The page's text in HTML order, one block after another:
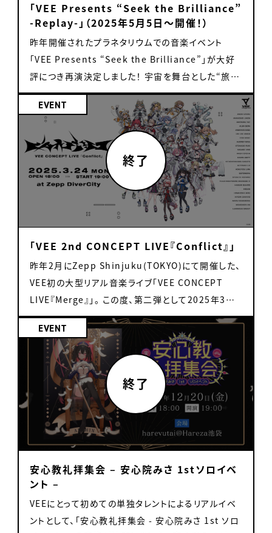
他やむを得ない事情」以外の理由によるキャンセル、
返金、振替はできません。 ・危険物と判断されるもの
や、会場施設の迷惑となるような物品の持ち込みは
禁止とさせていただきます。 ・1on1ミーグリ中にて、
参加タレントが嫌がるような公序良俗に反する言動
があった際には、スタッフから注意喚起や通話の終了
をさせていただく場合がございます。 ・1on1ミーグリ
中はカメラにてお顔が映る仕様となっているため、お
顔を写したくない場合はご自身にて対策をお願いい
たします。 出演者への差し入れ・プレゼントについて
下記の物のみ、当日会場にてお預かりいたします。 ・
ファンレター（お手紙） お渡ししたいタレント名を明記
の上、ご持参ください。 ※上記以外のものはお預かり
ていただきます。 ※フラワースタンド・祝い花は受付
しておりません、ご了承ください。 ※いただいたファン
レターは、安全確保のため開封確認をさせていただき
ます。 ※お預かり状況につきましては原則お答えいた
しません（タレントの受け取りは後日となります）。 チ
ケットについて ・会場は再入場可能です。 ・1on1ミ
ーグリは、基本チケットに記載の整理番号順でのお呼
び出しです。複数枚購入の場合は、続けてお話しする
ことが可能です。 ・トークイベントについては、会場内
自由席でのご案内です。購入いただいた整理番号順
での入場を予定しております。 ・やむを得ない事情に
より、イベントを中止・延期となる場合がございます。
・未成年の方は、保護者の同意の上でご参加いただく
ようお願い致します。 ・チケットのオークション等への
出品はご遠慮ください。発見次第削除させていただき
ます。 ・チケット支払い完了後のキャンセルはお断り
させて頂いております。
種類（ノーマル14種・レア14種）のデザインがありま
す。 レアはカード表面にホログラム加工と複製サイン
入り！ ※1会計10点まで 【販売対象タレント】 魔王ト
ゥルシー / るみなす・すいーと / 日和ちひよ / 桜鳥ミ
ーナ / 亞生うぱる / 偉雷アマエ / 言のハ / 北白川か
かぽ / 音門るき / 雛星あいる / 秋雪こはく / 黒燿リ
ラ / 月白 累 販売価格：各220円(税込) 【素材】紙
【サイズ】約63mm×約88mm 【製造国】日本 ・「ス
テッカー」 イラストレーター「さかな」さんのイラスト
を使用したステッカーです。 ※コミックマーケット
106で販売したステッカーの再販売商品です。 ※1会
【サイズ】タテ80mm以内×ヨコ80mm以内 【製造
ング vol.5」にてグッズをお買い上げいただいた方限
定で、出演タレント全員の複製メッセージ入りポスト
カードと、VEEのロゴがデザインされた特典ショッパ
ーをプレゼント！ 特典ポストカード及び特典ショッパ
ーは、5,000円(税込)以上ご購入の1会計につき1枚
ずつお渡しします。 ご利用可能なお支払い方法のご
案内 ・現金 ・クレジットカード（一括払いのみ）
VISA / Mastercard / American Express / JCB
/ Diners Club / DISCOVER / 銀聯 ・電子マネー
（会場でのチャージは出来ません） 交通系IC / iD
/ QUICPay / 楽天Edy / WAON / nanaco ・QRコ
ード決済 PayPay / 楽天ペイ / au PAY / メルペイ
イメージです。実際の商品とは異なる場合がございま
す。 ※オリジナルグッズは在庫に限りがあり、先着順
での販売となります。無くなり次第終了となります。
※ご購入された商品の返品・返金は行っておりませ
CHALLENGE』 from Sony Music (Japan)
Booth No. 3026 Exhibitor Hall on Level 3
JAVITS CONVENTION CENTER ■Special
Event 『VTuber × SUSHI CHALLENGE』 Spin
the special sushi roulette while “Kaiten!
SUSHI☆SUSHI Theme Park” music plays,
then try pick the sushi lands on the "suhsi"
conveyor-belt lane randomly deployed from
the roulette with chopsticks. Nail it and
you’ll get a giveaway! ※Giveaways are
official VEE goods already on sale.
▷Schedule： Available throughout the
event Except during “1 on 1 “VEE” TALK! in
NYC』 KANRA DEITY and MARU NANAMONA
will appear at Anime NYC for live 1 on 1 talk
sessions ▷Schedule (local time)： ・KANRA
DEITY Fri, Aug 22 5:30 PM~ Sat, Aug 23 5:30
PM~ Sun, Aug 24 3:00 PM~ ※Times may
change depending on conditions. ・MARU
NANAMONA Fri, Aug 22 11:00 AM~ Sat, Aug
23 11:00 AM~ Sun, Aug 24 11:00 AM~
※Times may change depending on
conditions. ■Special Guest Real Real
Japan — a creator hugely popular on
overseas social media, with around 1.14M
followers — will join the VEE booth as a
special guest! They’ll also take on the
“VTuber × SUSHI CHALLENGE.” Come say
hi! ▷Guest appearance (local time)： Fri,
出演時間は下記画像にてご確認ください。 ・「VEEサ
マーグッズ2025 B3タペストリー」 イラストレーター
「くろでこ」さん描き下ろしのイラストを使用したB3タ
ペストリーです。 販売価格：各3,800円(税込) 【素
材】パイプ：PVC / 生地：ポリエステル / 紐：アクリル
【サイズ】364 × 515 mm(B3サイズ) 【製造国】日本
【販売対象タレント】 雨庭やえ / 音門るき / カガセ・
ウノ / 北白川かかぽ / 芽々守あん ・「VEEサマーグッ
ズ2025 アクリルスタンド」 同じく、イラストレーター
「くろでこ」さん描き下ろしのイラストを使用したアク
リルスタンドです。 販売価格：各1,700円(税込) 【素
材】アクリル 【サイズ】本体：タテ約130mm以内×ヨ
コ約45mm以内 / 台座：タテ約40mm×ヨコ約
40mm 【製造国】日本 【販売対象タレント】 雨庭やえ
/ 音門るき / カガセ・ウノ / 北白川かかぽ / 芽々守あ
ん ・「VEEサマーグッズ2025 アクリルカード」 同じ
く、イラストレーター「くろでこ」さん描き下ろしのイラ
ストを使用したアクリルカードです。 販売価格：各
1,000円(税込) 【素材】アクリル 【サイズ】タテ約
80mm×ヨコ約70mm 【製造国】日本 【販売対象タ
レント】 雨庭やえ / 音門るき / カガセ・ウノ / 北白川
かかぽ / 芽々守あん ・「VEEサマーグッズ2025 タン
ブラー」 同じく、イラストレーター「くろでこ」さん描き
下ろしのイラストを使用したタンブラーです。 販売価
格：3,500円(税込) 【素材】PP・AS・他 【サイズ】
Φ82×142ｍｍ 【製造国】中国 ※当初の記載に誤り
がありました。お詫びとともに訂正いたします。
タスクがVEEタレントをゲストに迎えて行うトークイ
ベントです。 チケット ・1on1ミーグリチケット 1枚：
4,500円(税込) 1枚につき2分間、タレントとお話がで
きます。 ・チケット購入特典 ①「デジタルポストカード
(手書きメッセージ入り)」(データ特典) ②「イベント
限定トレカ」(リアル特典) ※チケットご購入1枚ごとに
各特典1点ずつもらえます ・チェキ撮影チケット 1回：
2,000円 チェキ撮影をご希望される場合、追加でチェ
キチケットのご購入が必要となります。 なお、本チケ
ットをご購入いただくと、1on1の制限時間が1分間追
加となります。 ※「チェキ撮影チケット」購入時の注意
「1on1ミーグリチケット」1枚購入ごとに「チェキ撮影
チケット」は1枚まで使用可能です。 仮に同一タレント
で3枚チケットを購入の場合は、「チェキ撮影チケッ
ト」は3枚まで購入可能です。4枚以上購入されても使
用不可となります、ご注意ください。 ・チケット販売方
法 先着販売 ※当日券の有無に関しては後日お知ら
いたします。 ※当日は整理券番号順にお話ができま
す。スタッフにて整理番号順にお呼び出しいたします。
※会場内は自由席でのご案内となります。 グッズ販
売 ・「ランダムつながるアクリルキーホルダー」 つな
がるチャーム付きのアクリルキーホルダーです。 ※1
会計各6点まで 販売価格：各800円(税込) 【素材】ア
クリル樹脂・鉄 【サイズ】約50mm×50mm以内 【製
造国】日本 【販売対象タレント】 A：雨庭やえ / 北白
川かかぽ / 月白 累 / 緋墨 / マル・ナナモナ / 芽々守
あん（全12種） B：浮々ゆにこ / 偉雷アマエ / 音門る
き / カシ・オトハ / 黒燿リラ/ トゥルシー・ナイトメア /
るみなす・すいーと（全14種） ・「ネームロゴアクリル
キーホルダー」 各タレントのネームロゴを使用したア
クリルキーホルダーです。 ※1会計各3点まで 販売価
「VEE Presents “Seek the Brilliance”
-Replay-」（2025年5月5日〜開催！）
昨年開催されたプラネタリウムでの音楽イベント
「VEE Presents “Seek the Brilliance”」が大好
評につき再演決定しました！ 宇宙を舞台とした“旅す
る音楽ツアー”を再び皆さまにお届けします。 さらに
今回はツアー形式となり、前回も実施した東京に加
えて、福岡、大阪を加えた３都市での公演となります。
前回同様、ご来場の皆様は架空のスペースシップに
乗り込み、VEEのタレントたちが様々な惑星で奏でる
音楽ライブを体験していただきます。 ※本公演は前
回公演の上映公演となります。生パフォーマンスはご
ざいませんので、ご注意ください。 2024年10月26日
公演:「VEE Presents “Seek the Brilliance”」 ・
「絶対零度の世界から」 ・「虚無虚無です。」 出演タレ
ントは、天籠りのん、アルバ・セラ、カシ・オトハ、月白
累、トゥルシー・ナイトメアの5名。加えて音声のみの
ツアーガイドとして、言のハが宇宙の旅をご案内して
いきます。言のハは今回のツアーの脚本も担当してい
ます。 なお、本公演にあたって一部MCパートを再録
しております。ぜひそちらもお楽しみに。 演出は数多
くのVRライブを手掛けてきたイアリン / MIGIRIが担
当し、特別なライブ体験を提供いたします。 会場は
「ギャラクシティ まるちたいけんドーム（東京都足立
区）」、「福岡市科学館（福岡県福岡市）」、「ソフィア・
堺（大阪府堺市）」、「日本科学未来館（東京都江東
区）」の4会場で開催。 なお日本科学未来館の公演に
ついては、前回公演からパワーアップし、３Dメガネを
かけての立体上映となります。 ドーム型のプラネタリ
ウム空間にVR映像を投影し、立体音響を駆使した音
楽が融合する、まったく新しいエンターテインメントを
EVENT
「VEE 2nd CONCEPT LIVE『Conflict』」
昨年2月にZepp Shinjuku(TOKYO)にて開催した、
VEE初の大型リアル音楽ライブ「VEE CONCEPT
LIVE『Merge』」。 この度、第二弾として2025年3月
24日(月)にZepp DiverCity(TOKYO)にて「VEE
2nd CONCEPT LIVE『Conflict』」を開催すること
が決定しました！ 詳細は以下をご確認ください。
「VEE 2nd CONCEPT LIVE『Conflict』」公演概要
日時：2025年3月24日(月) 開場:18:00 / 開
演:19:00 会場：Zepp DiverCity(TOKYO)
https://www.zepp.co.jp/hall/divercity/ ■チ
ケット情報 前売り入場券：5,800円(税込) ※全席自
由席 ※ドリンク代別途 ※入場は整理番号順にて行
います ※グッズ付き前売り入場券のグッズのお渡し
は公演当日会場にて行います(当日お渡しのみ、後日
発送不可) 年齢制限：6歳以上チケット必要、保護者
同伴で6歳未満入場可 枚数制限：お1人様4枚まで
EVENT
安心教礼拝集会 – 安心院みさ 1stソロイベ
ント –
VEEにとって初めての単独タレントによるリアルイベ
ントとして、「安心教礼拝集会 - 安心院みさ 1st ソロ